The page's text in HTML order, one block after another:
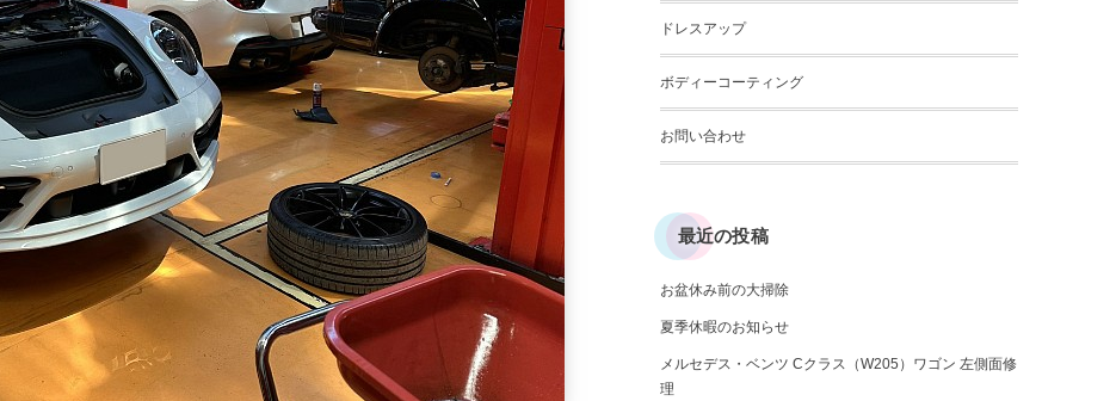
ドレスアップ
ボディーコーティング
お問い合わせ
最近の投稿
お盆休み前の大掃除
夏季休暇のお知らせ
メルセデス・ベンツ Cクラス（W205）ワゴン 左側面修
理